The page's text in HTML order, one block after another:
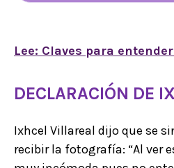
Lee: Claves para
DECLARACIÓN DE
Ixhcel Villareal dijo que se
recibir la fotografía: “Al ver